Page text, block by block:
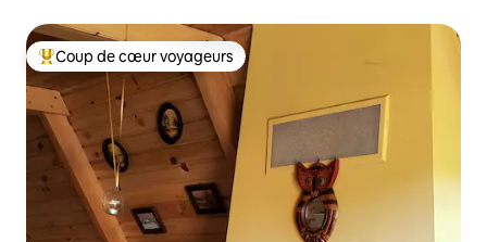
Coups de cœur voyageurs les plus appréciés
Coup de cœur voyageurs